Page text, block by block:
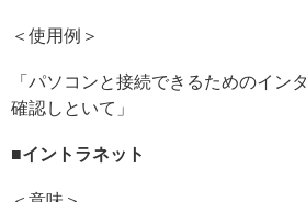
＜使用例＞
「パソコンと接続できるためのイン
確認しといて」
■イントラネット